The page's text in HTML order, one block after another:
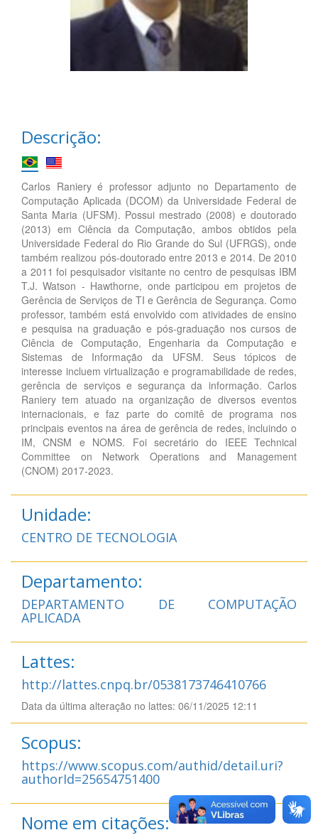
Descrição:
Carlos Raniery é professor adjunto no Departamento de
Computação Aplicada (DCOM) da Universidade Federal de
Santa Maria (UFSM). Possui mestrado (2008) e doutorado
(2013) em Ciência da Computação, ambos obtidos pela
Universidade Federal do Rio Grande do Sul (UFRGS), onde
também realizou pós-doutorado entre 2013 e 2014. De 2010
a 2011 foi pesquisador visitante no centro de pesquisas IBM
T.J. Watson - Hawthorne, onde participou em projetos de
Gerência de Serviços de TI e Gerência de Segurança. Como
professor, também está envolvido com atividades de ensino
e pesquisa na graduação e pós-graduação nos cursos de
Ciência de Computação, Engenharia da Computação e
Sistemas de Informação da UFSM. Seus tópicos de
interesse incluem virtualização e programabilidade de redes,
gerência de serviços e segurança da informação. Carlos
Raniery tem atuado na organização de diversos eventos
internacionais, e faz parte do comitê de programa nos
principais eventos na área de gerência de redes, incluindo o
IM, CNSM e NOMS. Foi secretário do IEEE Technical
Committee on Network Operations and Management
(CNOM) 2017-2023.
Unidade:
CENTRO DE TECNOLOGIA
Departamento:
DEPARTAMENTO DE COMPUTAÇÃO
APLICADA
Lattes:
http://lattes.cnpq.br/0538173746410766
Data da última alteração no lattes: 06/11/2025 12:11
Scopus:
https://www.scopus.com/authid/detail.uri?
authorId=25654751400
Nome em citações: